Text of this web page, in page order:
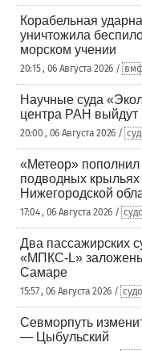
Корабельная
уничтожила
морском учении
20:15 , 06 Августа 2026 /
Научные суда
центра РАН выйдут
20:00 , 06 Августа 2026 /
«Метеор»
подводных
Нижегородской
17:04 , 06 Августа 2026 /
Два пассажирских
«МПКС-L»
Самаре
15:57 , 06 Августа 2026 /
Севморпуть
— Цыбульский